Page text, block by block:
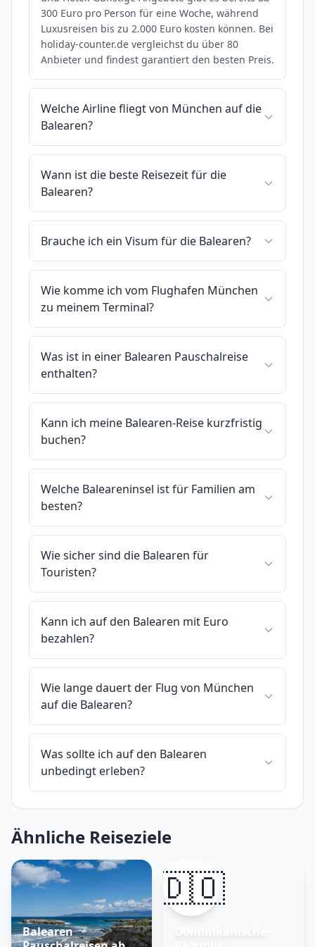
300 Euro pro Person für eine Woche, während
Luxusreisen bis zu 2.000 Euro kosten können. Bei
holiday-counter.de vergleichst du über 80
Anbieter und findest garantiert den besten Preis.
Welche Airline fliegt von München auf die
Balearen?
Wann ist die beste Reisezeit für die
Balearen?
Brauche ich ein Visum für die Balearen?
Wie komme ich vom Flughafen München
zu meinem Terminal?
Was ist in einer Balearen Pauschalreise
enthalten?
Kann ich meine Balearen-Reise kurzfristig
buchen?
Welche Baleareninsel ist für Familien am
besten?
Wie sicher sind die Balearen für
Touristen?
Kann ich auf den Balearen mit Euro
bezahlen?
Wie lange dauert der Flug von München
auf die Balearen?
Was sollte ich auf den Balearen
unbedingt erleben?
Ähnliche Reiseziele
Balearen
🇩🇴